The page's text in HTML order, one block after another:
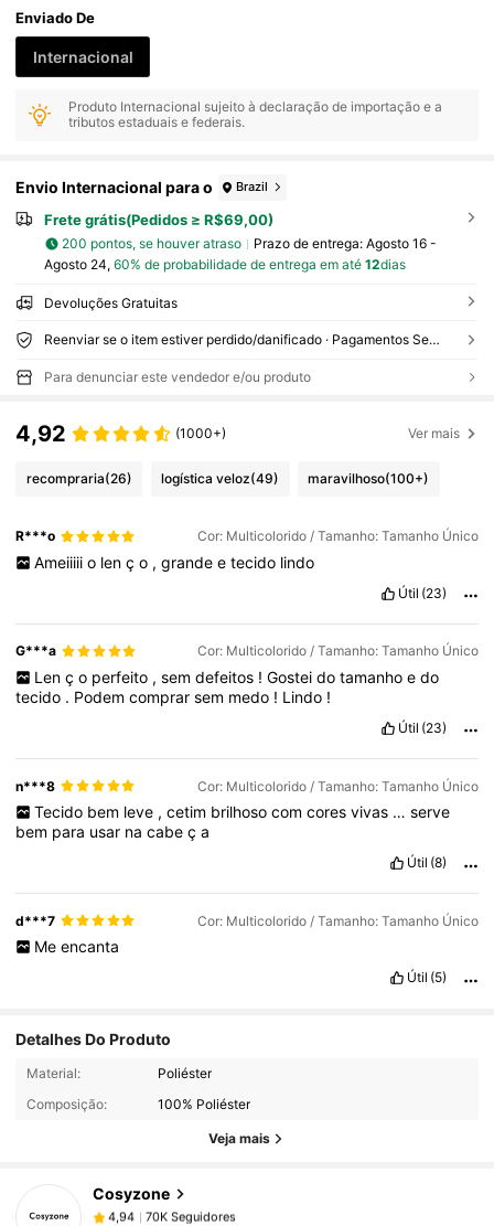
Enviado De
Internacional
Produto Internacional sujeito à declaração de importação e a
tributos estaduais e federais.
Envio Internacional para o Brazil
Frete grátis(Pedidos ≥ R$69,00)
200 pontos, se houver atraso Prazo de entrega: Agosto 16 -
Agosto 24, 60% de probabilidade de entrega em até 12dias
Devoluções Gratuitas
Reenviar se o item estiver perdido/danificado · Pagamentos Seguros · Proteção de privacidade
Para denunciar este vendedor e/ou produto
4,92 (1000+) Ver mais
recompraria(26) logística veloz(49) maravilhoso(100+)
R***o Cor: Multicolorido / Tamanho: Tamanho Único
Ameiiiii o len ç o , grande e tecido lindo
Útil (23)
G***a Cor: Multicolorido / Tamanho: Tamanho Único
Len ç o perfeito , sem defeitos ! Gostei do tamanho e do
tecido . Podemcomprarsem medo ! Lindo !
Útil (23)
n***8 Cor: Multicolorido / Tamanho: Tamanho Único
Tecido bem leve , cetim brilhoso com cores vivas … serve
bem para usar nacabeça
Útil (8)
d***7 Cor: Multicolorido / Tamanho: Tamanho Único
Me encanta
Útil (5)
Detalhes Do Produto
Material:
Poliéster
Composição:
100% Poliéster
Veja mais
Cosyzone
70K Seguidores
70K Seguidores
4,94 70K Seguidores